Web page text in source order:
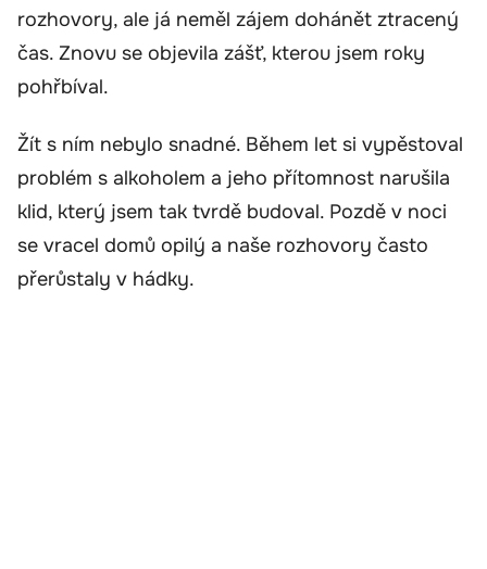
rozhovory, ale já neměl zájem dohánět ztracený
čas. Znovu se objevila zášť, kterou jsem roky
pohřbíval.
Žít s ním nebylo snadné. Během let si vypěstoval
problém s alkoholem a jeho přítomnost narušila
klid, který jsem tak tvrdě budoval. Pozdě v noci
se vracel domů opilý a naše rozhovory často
přerůstaly v hádky.